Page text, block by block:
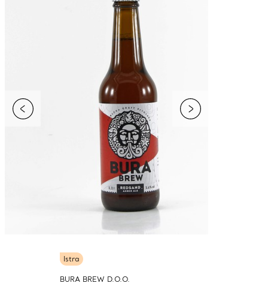
Istra
BURA BREW D.O.O.